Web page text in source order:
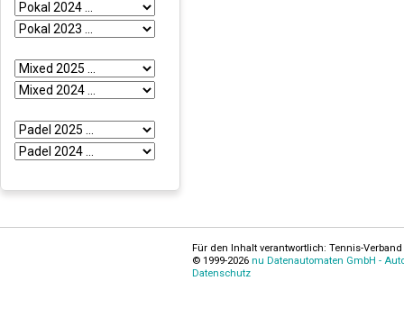
Für den Inhalt verantwortlich: Tennis-
© 1999-2026 nu Datenautomaten GmbH -
Datenschutz